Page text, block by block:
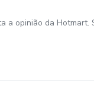
a opinião da Hotmart.